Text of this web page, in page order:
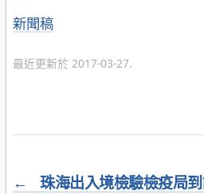
分
新聞稿
最近更新於 2017-03-27.
←
珠海出入境檢驗檢疫局